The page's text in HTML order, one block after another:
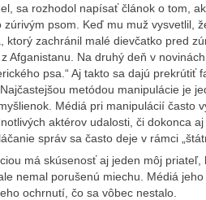
sa rozhodol napísať článok o tom,
psom. Keď mu muž vysvetlil,
ktorý zachránil malé dievčatko pred
Afganistanu. Na druhý deň v
psa.“ Aj takto sa dajú prekrútiť
metódou manipulácie je
Médiá pri manipulácií často
aktérov udalosti, či dokonca
správ sa často deje v rámci
má skúsenosť aj jeden môj
nemal porušenú miechu. Médiá
ochrnutí, čo sa vôbec nestalo.